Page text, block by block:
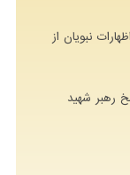
نبویان از
رهبر شهید